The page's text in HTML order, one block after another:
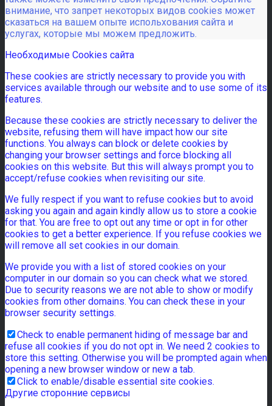
внимание, что запрет некоторых видов cookies может
сказаться на вашем опыте испольхования сайта и
услугах, которые мы можем предложить.
Необходимые Cookies сайта
These cookies are strictly necessary to provide you with
services available through our website and to use some of its
features.
Because these cookies are strictly necessary to deliver the
website, refusing them will have impact how our site
functions. You always can block or delete cookies by
changing your browser settings and force blocking all
cookies on this website. But this will always prompt you to
accept/refuse cookies when revisiting our site.
We fully respect if you want to refuse cookies but to avoid
asking you again and again kindly allow us to store a cookie
for that. You are free to opt out any time or opt in for other
cookies to get a better experience. If you refuse cookies we
will remove all set cookies in our domain.
We provide you with a list of stored cookies on your
computer in our domain so you can check what we stored.
Due to security reasons we are not able to show or modify
cookies from other domains. You can check these in your
browser security settings.
Check to enable permanent hiding of message bar and
refuse all cookies if you do not opt in. We need 2 cookies to
store this setting. Otherwise you will be prompted again when
opening a new browser window or new a tab.
Click to enable/disable essential site cookies.
Другие сторонние сервисы